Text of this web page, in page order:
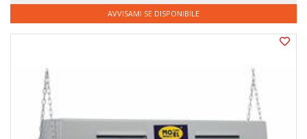
AVVISAMI SE DISPONIBILE